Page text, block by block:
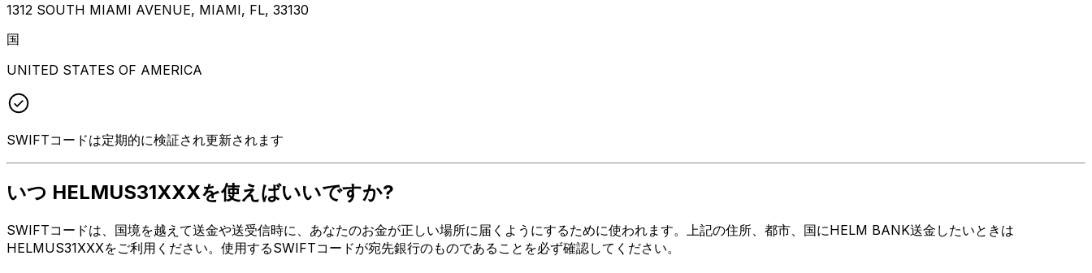
1312 SOUTH MIAMI AVENUE, MIAMI, FL, 33130
国
UNITED STATES OF AMERICA
SWIFTコードは定期的に検証され更新されます
いつ HELMUS31XXXを使えばいいですか?
SWIFTコードは、国境を越えて送金や送受信時に、あなたのお金が正しい場所に届くようにするために使われます。上記の住所、都市、国にHELM BANK送金したいときは
HELMUS31XXXをご利用ください。使用するSWIFTコードが宛先銀行のものであることを必ず確認してください。